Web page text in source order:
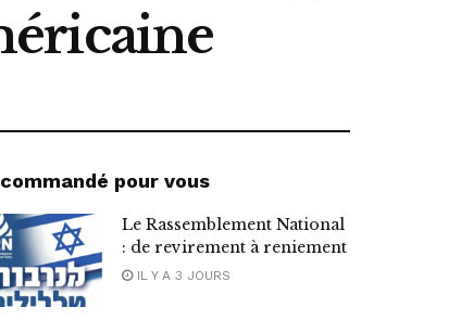
pour vous
Le Rassemblement National
: de revirement à reniement
IL Y A 3 JOURS